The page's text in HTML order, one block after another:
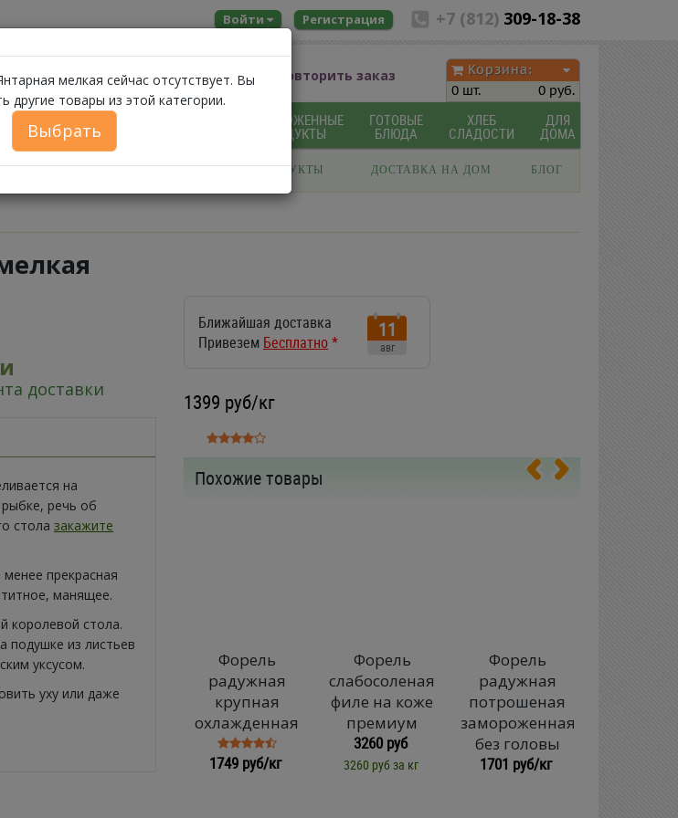
+7 (812) 309-18-38
Войти Регистрация
Помощь Повторить заказ
Корзина:
0 шт.
0 руб.
МОЛОЧНЫЕ
ПРОДУКТЫ
ЗАМОРОЖЕННЫЕ
ПРОДУКТЫ
ГОТОВЫЕ
БЛЮДА
ХЛЕБ
СЛАДОСТИ
ДЛЯ
ДОМА
ИКРА БЕЛОРУССКИЕ ПРОДУКТЫ ДОСТАВКА НА ДОМ БЛОГ
мелкая сейчас отсутствует. Вы
другие товары из этой категории.
Выбрать
доставки
на
речь об
стола закажите
прекрасная
манящее.
королевой стола.
подушке из листьев
уксусом.
уху или даже
Ближайшая доставка
Привезем Бесплатно*
11
авг
1399 руб/кг
Похожие товары
Форель
радужная
крупная
охлажденная
1749 руб/кг
Форель
слабосоленая
филе на коже
премиум
3260 руб
3260 руб за кг
Форель
радужная
потрошеная
замороженная
без головы
1701 руб/кг